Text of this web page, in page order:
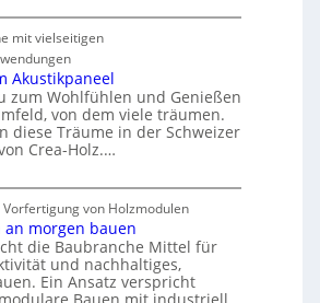
mit vielseitigen
Akustikpaneel
zum Wohlfühlen und Genießen
von dem viele träumen.
diese Träume in der Schweizer
Crea-Holz.…
von Holzmodulen
an morgen bauen
die Baubranche Mittel für
und nachhaltiges,
Ein Ansatz verspricht